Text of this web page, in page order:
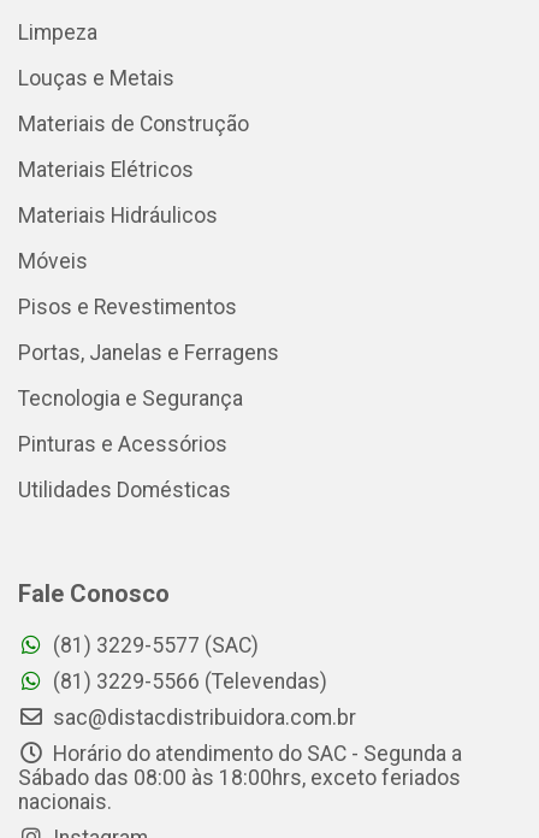
Limpeza
Louças e Metais
Materiais de Construção
Materiais Elétricos
Materiais Hidráulicos
Móveis
Pisos e Revestimentos
Portas, Janelas e Ferragens
Tecnologia e Segurança
Pinturas e Acessórios
Utilidades Domésticas
Fale Conosco
(81) 3229-5577 (SAC)
(81) 3229-5566 (Televendas)
sac@distacdistribuidora.com.br
Horário do atendimento do SAC - Segunda a
Sábado das 08:00 às 18:00hrs, exceto feriados
nacionais.